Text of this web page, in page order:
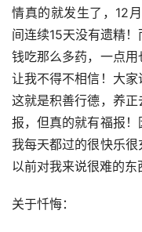
情真的就发生了，12
间连续15天没有遗精
钱吃那么多药，一点
让我不得不相信！大家
这就是积善行德，养
报，但真的就有福报
我每天都过的很快乐很
以前对我来说很难的东
关于忏悔：